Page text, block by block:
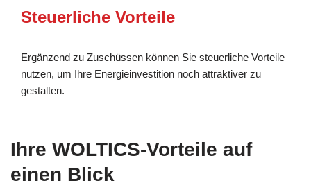
Steuerliche Vorteile
Ergänzend zu Zuschüssen können Sie steuerliche Vorteile
nutzen, um Ihre Energieinvestition noch attraktiver zu
gestalten.
Ihre WOLTICS-Vorteile auf
einen Blick